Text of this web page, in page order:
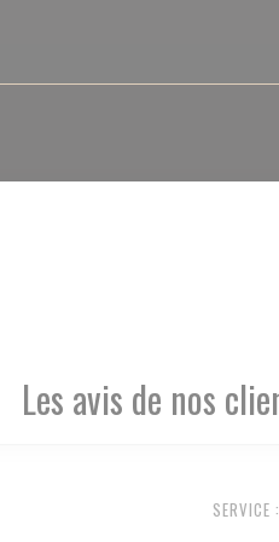
Les avis de nos
SERVICE :